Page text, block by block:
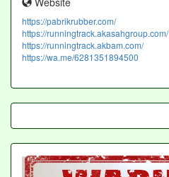
https://pabrikrubber.com/
https://runningtrack.akasahgroup.com/
https://runningtrack.akbam.com/
https://wa.me/6281351894500